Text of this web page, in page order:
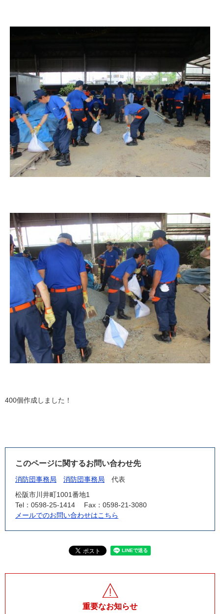
400個作成しました！
このページに関するお問い合わせ先
消防団事務局 消防団事務局
代表
松阪市川井町1001番地1
Tel：0598-25-1414
Fax：0598-21-3080
メールでのお問い合わせはこちら
重要なお知らせ